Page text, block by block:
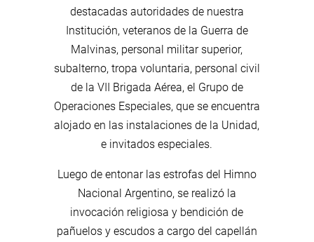
destacadas autoridades de nuestra
Institución, veteranos de la Guerra de
Malvinas, personal militar superior,
subalterno, tropa voluntaria, personal civil
de la VII Brigada Aérea, el Grupo de
Operaciones Especiales, que se encuentra
alojado en las instalaciones de la Unidad,
e invitados especiales.
Luego de entonar las estrofas del Himno
Nacional Argentino, se realizó la
invocación religiosa y bendición de
pañuelos y escudos a cargo del capellán